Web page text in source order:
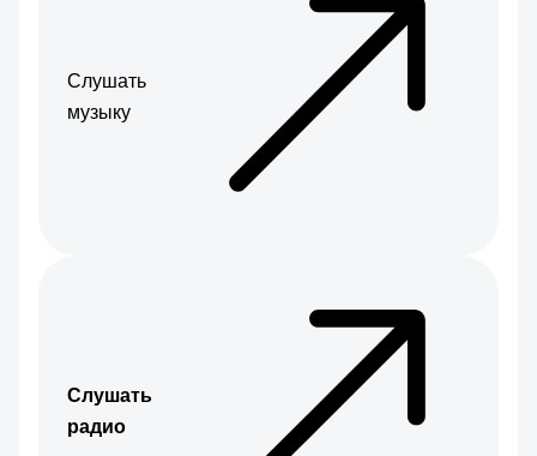
Слушать
музыку
Слушать
радио